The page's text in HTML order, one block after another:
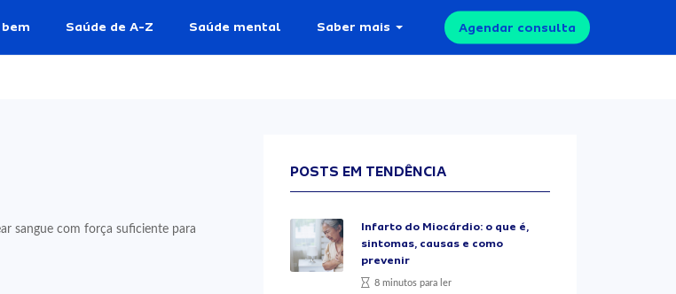
Saúde de A-Z Saúde mental Saber mais Agendar consulta
sangue com força suficiente para
POSTS EM TENDÊNCIA
Infarto do Miocárdio: o que é,
sintomas, causas e como
prevenir
8 minutos para ler